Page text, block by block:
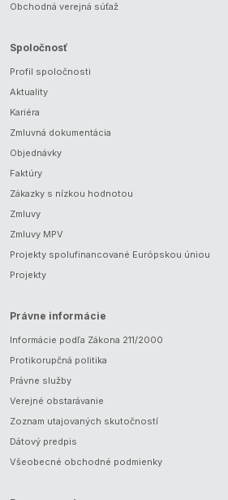
Obchodná verejná súťaž
Spoločnosť
Profil spoločnosti
Aktuality
Kariéra
Zmluvná dokumentácia
Objednávky
Faktúry
Zákazky s nízkou hodnotou
Zmluvy
Zmluvy MPV
Projekty spolufinancované Európskou úniou
Projekty
Právne informácie
Informácie podľa Zákona 211/2000
Protikorupčná politika
Právne služby
Verejné obstarávanie
Zoznam utajovaných skutočností
Dátový predpis
Všeobecné obchodné podmienky